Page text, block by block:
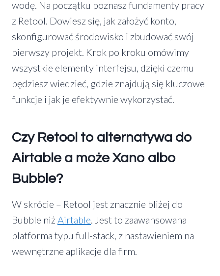
wodę. Na początku poznasz fundamenty pracy
z Retool. Dowiesz się, jak założyć konto,
skonfigurować środowisko i zbudować swój
pierwszy projekt. Krok po kroku omówimy
wszystkie elementy interfejsu, dzięki czemu
będziesz wiedzieć, gdzie znajdują się kluczowe
funkcje i jak je efektywnie wykorzystać.
Czy Retool to alternatywa do
Airtablea może Xano albo
Bubble?
W skrócie – Retool jest znacznie bliżej do
Bubble niżAirtable. Jest to zaawansowana
platforma typu full-stack, z nastawieniem na
wewnętrzne aplikacje dla firm.